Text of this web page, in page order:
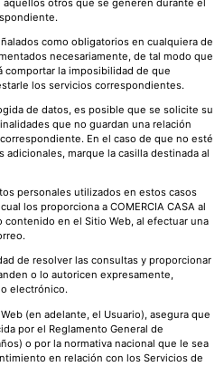
como obligatorios en cualquiera de
necesariamente, de tal modo que
la imposibilidad de que
los servicios correspondientes.
de datos, es posible que se solicite su
que no guardan una relación
En el caso de que no esté
marque la casilla destinada al
personales utilizados en estos casos
los proporciona a COMERCIA CASA al
en el Sitio Web, al efectuar una
de resolver las consultas y proporcionar
o lo autoricen expresamente,
electrónico.
(en adelante, el Usuario), asegura que
por el Reglamento General de
o por la normativa nacional que le sea
en relación con los Servicios de